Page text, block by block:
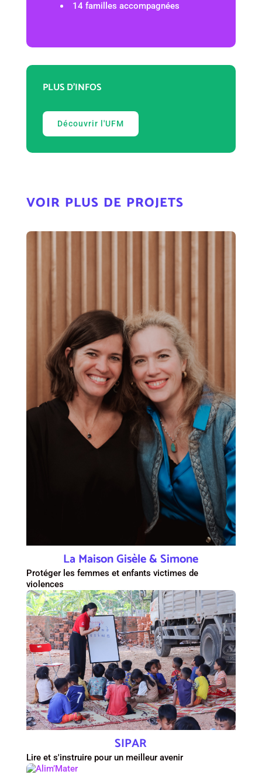
14 familles accompagnées
PLUS D’INFOS
Découvrir l'UFM
voir plus de projets
La Maison Gisèle & Simone
Protéger les femmes et enfants victimes de
violences
SIPAR
Lire et s'instruire pour un meilleur avenir